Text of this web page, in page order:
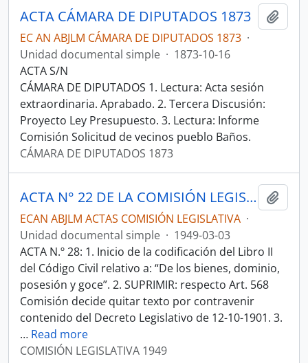
ACTA CÁMARA DE DIPUTADOS 1873
EC AN ABJLM CÁMARA DE DIPUTADOS 1873 ·
Unidad documental simple · 1873-10-16
ACTA S/N
CÁMARA DE DIPUTADOS 1. Lectura: Acta sesión
extraordinaria. Aprabado. 2. Tercera Discusión:
Proyecto Ley Presupuesto. 3. Lectura: Informe
Comisión Solicitud de vecinos pueblo Baños.
CÁMARA DE DIPUTADOS 1873
ACTA N° 22 DE LA COMISIÓN LEGISLATIVA PERMANENTE DE 1949-03-03
ECAN ABJLM ACTAS COMISIÓN LEGISLATIVA ·
Unidad documental simple · 1949-03-03
ACTA N.º 28: 1. Inicio de la codificación del Libro II
del Código Civil relativo a: “De los bienes, dominio,
posesión y goce”. 2. SUPRIMIR: respecto Art. 568
Comisión decide quitar texto por contravenir
contenido del Decreto Legislativo de 12-10-1901. 3.
… Read more
COMISIÓN LEGISLATIVA 1949